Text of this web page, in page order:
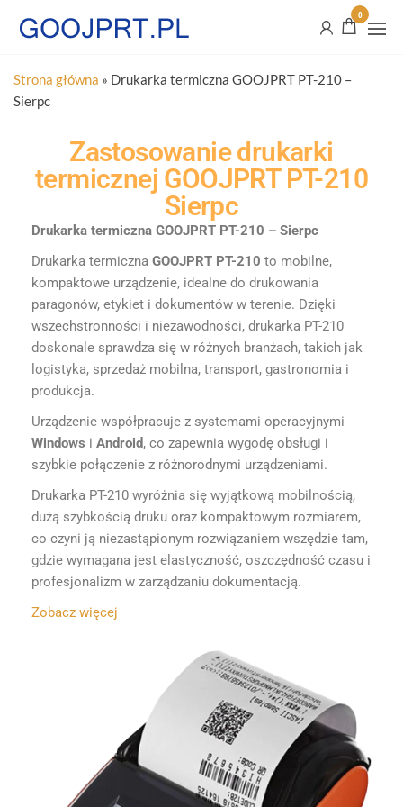
0
Strona główna » Drukarka termiczna GOOJPRT PT-210 –
Sierpc
Zastosowanie drukarki
termicznej GOOJPRT PT-210
Sierpc
Drukarka termiczna GOOJPRT PT-210 – Sierpc
Drukarka termiczna GOOJPRT PT-210 to mobilne,
kompaktowe urządzenie, idealne do drukowania
paragonów, etykiet i dokumentów w terenie. Dzięki
wszechstronności i niezawodności, drukarka PT-210
doskonale sprawdza się w różnych branżach, takich jak
logistyka, sprzedaż mobilna, transport, gastronomia i
produkcja.
Urządzenie współpracuje z systemami operacyjnymi
Windows i Android, co zapewnia wygodę obsługi i
szybkie połączenie z różnorodnymi urządzeniami.
Drukarka PT-210 wyróżnia się wyjątkową mobilnością,
dużą szybkością druku oraz kompaktowym rozmiarem,
co czyni ją niezastąpionym rozwiązaniem wszędzie tam,
gdzie wymagana jest elastyczność, oszczędność czasu i
profesjonalizm w zarządzaniu dokumentacją.
Zobacz więcej